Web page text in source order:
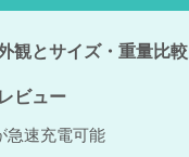
観とサイズ・重量比較
ビュー
急速充電可能